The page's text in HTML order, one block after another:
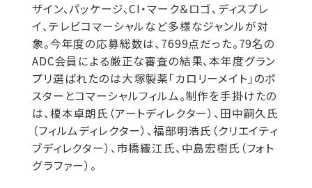
ザイン、パッケージ、CI・マーク＆ロゴ、ディスプレ
イ、テレビコマーシャルなど多様なジャンルが対
象。今年度の応募総数は、7699点だった。79名の
ADC会員による厳正な審査の結果、本年度グラン
プリ選ばれたのは大塚製薬「カロリーメイト」のポ
スターとコマーシャルフィルム。制作を手掛けたの
は、榎本卓朗氏（アートディレクター）、田中嗣久氏
（フィルムディレクター）、福部明浩氏（クリエイティ
ブディレクター）、市橋織江氏、中島宏樹氏（フォト
グラファー）。